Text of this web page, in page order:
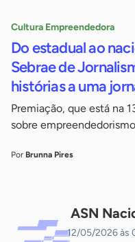
Cultura Empreendedora
Do estadual ao
Sebrae de
histórias a uma
Premiação, que está na
sobre
Por Brunna Pires
ASN
12/05/2026 às